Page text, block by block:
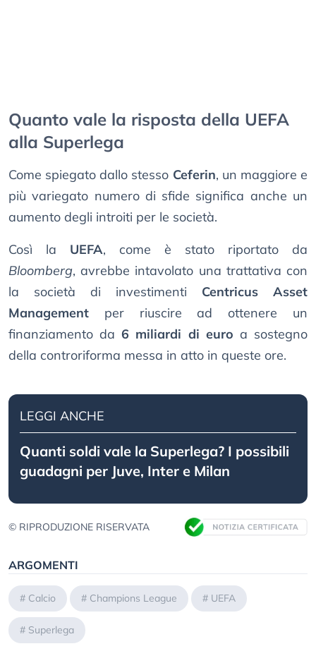
Quanto vale la risposta della UEFA
alla Superlega
Come spiegato dallo stesso Ceferin, un maggiore e
più variegato numero di sfide significa anche un
aumento degli introiti per le società.
Così la UEFA, come è stato riportato da
Bloomberg, avrebbe intavolato una trattativa con
la società di investimenti Centricus Asset
Management per riuscire ad ottenere un
finanziamento da6 miliardi di euro a sostegno
della controriforma messa in atto in queste ore.
LEGGI ANCHE
Quanti soldi vale la Superlega? I possibili
guadagni per Juve, Inter e Milan
© RIPRODUZIONE RISERVATA
ARGOMENTI
# Calcio # Champions League # UEFA
# Superlega